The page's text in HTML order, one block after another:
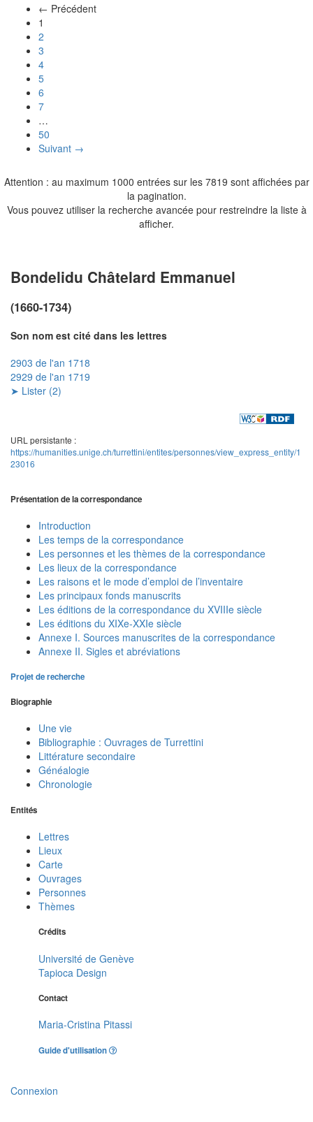
← Précédent
1
2
3
4
5
6
7
…
50
Suivant →
Attention : au maximum 1000 entrées sur les 7819 sont affichées par
la pagination.
Vous pouvez utiliser la recherche avancée pour restreindre la liste à
afficher.
Bondelidu Châtelard Emmanuel
(1660-1734)
Son nom est cité dans les lettres
2903 de l'an 1718
2929 de l'an 1719
➤ Lister (2)
URL persistante :
https://humanities.unige.ch/turrettini/entites/personnes/view_express_entity/1
23016
Présentation de la correspondance
Introduction
Les temps de la correspondance
Les personnes et les thèmes de la correspondance
Les lieux de la correspondance
Les raisons et le mode d’emploi de l’inventaire
Les principaux fonds manuscrits
Les éditions de la correspondance du XVIIIe siècle
Les éditions du XIXe-XXIe siècle
Annexe I. Sources manuscrites de la correspondance
Annexe II. Sigles et abréviations
Projet de recherche
Biographie
Une vie
Bibliographie : Ouvrages de Turrettini
Littérature secondaire
Généalogie
Chronologie
Entités
Lettres
Lieux
Carte
Ouvrages
Personnes
Thèmes
Crédits
Université de Genève
Tapioca Design
Contact
Maria-Cristina Pitassi
Guide d'utilisation
Connexion